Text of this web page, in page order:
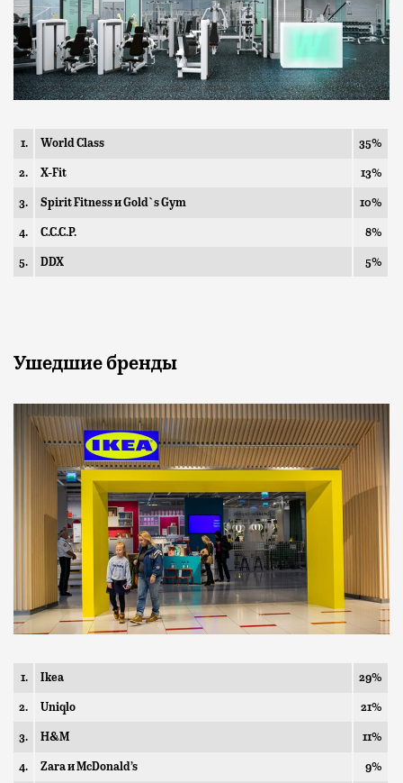
1. World Class 35%
2. X-Fit 13%
3. Spirit Fitness и Gold`s Gym 10%
4. С.С.С.Р. 8%
5. DDX 5%
Ушедшие бренды
1. Ikea 29%
2. Uniqlo 21%
3. H&M 11%
4. Zara и McDonald’s 9%